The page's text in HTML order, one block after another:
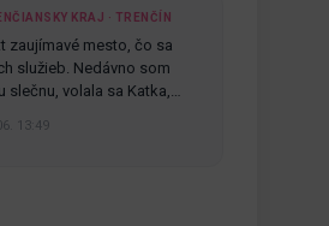
KRAJ · TRENČÍN
zaujímavé mesto, čo sa
služieb. Nedávno som
slečnu, volala sa Katka,…
13:49